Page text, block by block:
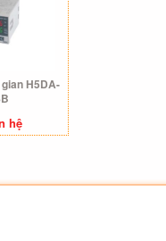
H5DA-
hệ